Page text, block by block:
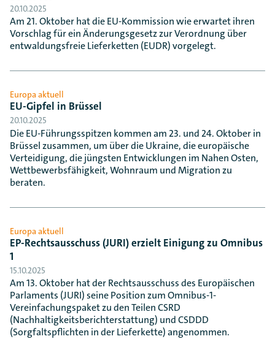
20.10.2025
Am 21. Oktober hat die EU-Kommission wie erwartet ihren
Vorschlag für ein Änderungsgesetz zur Verordnung über
entwaldungsfreie Lieferketten (EUDR) vorgelegt.
Europa aktuell
EU-Gipfel in Brüssel
20.10.2025
Die EU-Führungsspitzen kommen am 23. und 24. Oktober in
Brüssel zusammen, um über die Ukraine, die europäische
Verteidigung, die jüngsten Entwicklungen im Nahen Osten,
Wettbewerbsfähigkeit, Wohnraum und Migration zu
beraten.
Europa aktuell
EP-Rechtsausschuss (JURI) erzielt Einigung zu Omnibus
1
15.10.2025
Am 13. Oktober hat der Rechtsausschuss des Europäischen
Parlaments (JURI) seine Position zum Omnibus-1-
Vereinfachungspaket zu den Teilen CSRD
(Nachhaltigkeitsberichterstattung) und CSDDD
(Sorgfaltspflichten in der Lieferkette) angenommen.